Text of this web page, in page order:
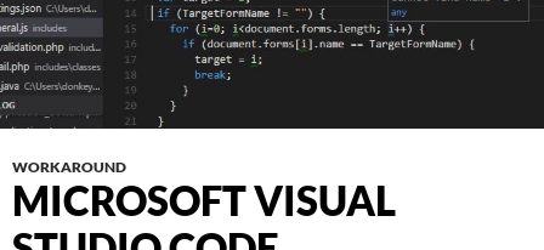
WORKAROUND
MICROSOFT VISUAL